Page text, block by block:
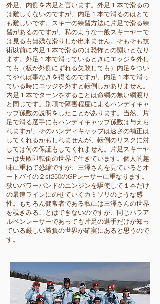
外足、内側を内足と言います。外足１本で滑るの
は難しくないのですが、内足１本で滑るのはとて
も難しいです。スキーの練習方法に片足で滑る練
習があるのですが、私のような一般スキーヤーで
は見るも無残な滑りしか出来ません。そもそも技
術以前に内足１本で滑るのは恐怖との闘いとなり
ます。外足１本で滑っているときにエッジを外し
ても（板が外側にずれる失敗しても）内足をつい
てやれば事なきを得るのですが、内足１本で滑っ
ている時にエッジを外すと転倒しかありません。
内足１本でターンをすることは命綱の無い綱渡り
と同じです。別項で障害程度によるハンディキャ
ップ係数の説明をしたことがあります。当然、片
足で滑る選手にもハンディキャップ係数は与えら
れますが、そのハンディキャップは速さの補正は
してくれるかもしれませんが、転倒のリスクに対
しては何の保証もしてくれません。片足スキーヤ
ーは失敗即転倒の世界で生きています。個人的趣
味に重ねて恐縮ですが、三澤さんを見ているとオ
ートバイの２st250のGPレーサーに重なります。
狭いパワーバンドのエンジンを駆使して１本だけ
の最速ラインにのせていくカミソリのような感
性。もちろん健常者である私には三澤さんの世界
を覗きみることはできないのですが、同じパラア
ルペンレーサーであっても片足の選手だけが知っ
ている厳しい勝負の世界が確実にあると思うので
す。